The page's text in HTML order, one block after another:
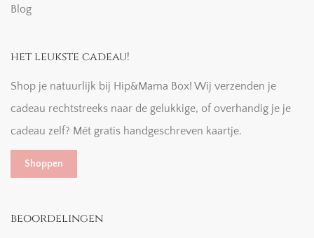
Blog
het leukste cadeau!
Shop je natuurlijk bij Hip&Mama Box! Wij verzenden je
cadeau rechtstreeks naar de gelukkige, of overhandig je je
cadeau zelf? Mét gratis handgeschreven kaartje.
Shoppen
beoordelingen